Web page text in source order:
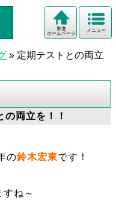
メニュー
東進
ホームページ
» 定期テストとの両立
両立を！！
の鈴木宏東です！
ね～